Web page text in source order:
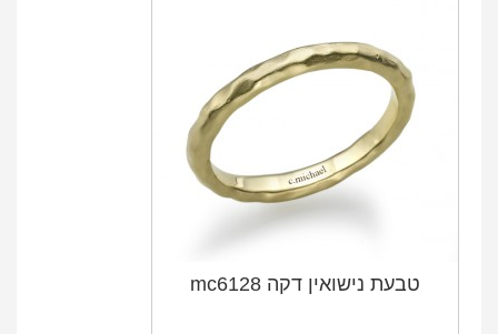
טבעת נישואין דקה mc6128